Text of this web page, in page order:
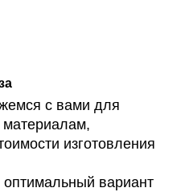
с вами для
материалам,
изготовления
вариант